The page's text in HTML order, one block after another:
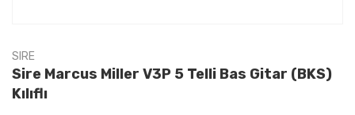
SIRE
Sire Marcus Miller V3P 5 Telli Bas Gitar (BKS)
Kılıflı